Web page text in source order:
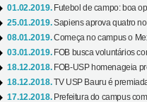
01.02.2019. Futebol de campo: boa
25.01.2019.Sapiens aprova quatro
08.01.2019.Começa no campus o
03.01.2019. FOB busca voluntários
18.12.2018. FOB-USP homenageia
18.12.2018.TV USP Bauru é
17.12.2018. Prefeitura do campus